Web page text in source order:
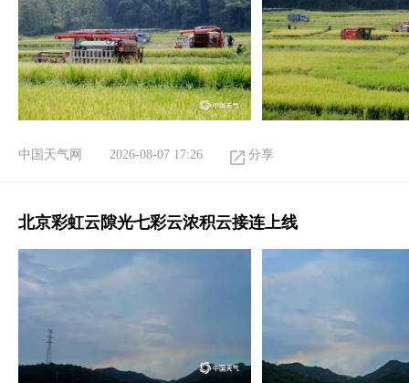
中国天气网 2026-08-07 17:26 分享
北京彩虹云隙光七彩云浓积云接连上线